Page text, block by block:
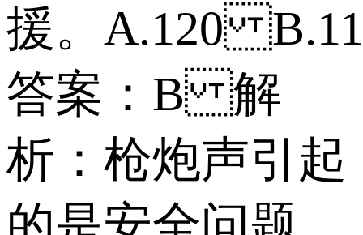
援。 A.120
答案：B 解
析：枪炮声引起